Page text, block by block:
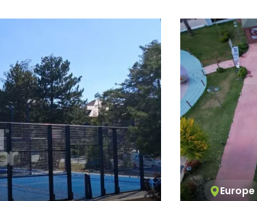
Europe
www.alanadi.com